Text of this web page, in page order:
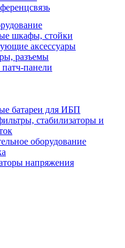
шкафы, стойки
аксессуары
разъемы
панели
батареи для ИБП
стабилизаторы и
оборудование
напряжения